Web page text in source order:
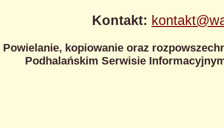
Kontakt:
Powielanie, kopiowanie oraz
Podhalańskim Serwisie